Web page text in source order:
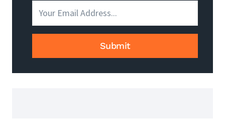
JEST
I
JAK
UZYSKAĆ?Submit